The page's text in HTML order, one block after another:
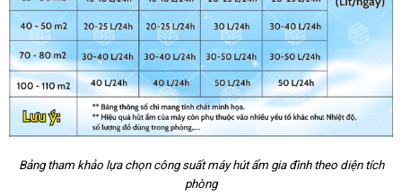
Bảng tham khảo lựa chọn công suất máy hút ẩm gia đình theo diện tích
phòng